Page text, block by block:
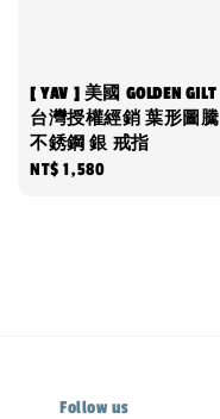
[ YAV ] 美國 GOLDEN GILT
台灣授權經銷 葉形圖騰
不銹鋼 銀 戒指
Regular
NT$ 1,580
Follow us